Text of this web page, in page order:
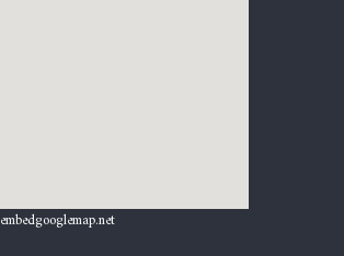
embedgooglemap.net